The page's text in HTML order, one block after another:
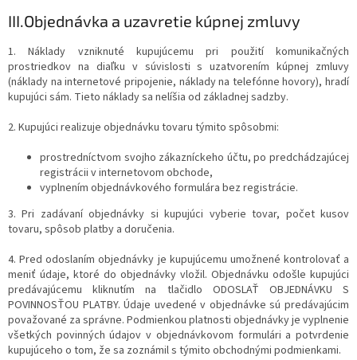
III.Objednávka a uzavretie kúpnej zmluvy
1. Náklady vzniknuté kupujúcemu pri použití komunikačných
prostriedkov na diaľku v súvislosti s uzatvorením kúpnej zmluvy
(náklady na internetové pripojenie, náklady na telefónne hovory), hradí
kupujúci sám. Tieto náklady sa nelíšia od základnej sadzby.
2. Kupujúci realizuje objednávku tovaru týmito spôsobmi:
prostredníctvom svojho zákazníckeho účtu, po predchádzajúcej
registrácii v internetovom obchode,
vyplnením objednávkového formulára bez registrácie.
3. Pri zadávaní objednávky si kupujúci vyberie tovar, počet kusov
tovaru, spôsob platby a doručenia.
4. Pred odoslaním objednávky je kupujúcemu umožnené kontrolovať a
meniť údaje, ktoré do objednávky vložil. Objednávku odošle kupujúci
predávajúcemu kliknutím na tlačidlo ODOSLAŤ OBJEDNÁVKU S
POVINNOSŤOU PLATBY. Údaje uvedené v objednávke sú predávajúcim
považované za správne. Podmienkou platnosti objednávky je vyplnenie
všetkých povinných údajov v objednávkovom formulári a potvrdenie
kupujúceho o tom, že sa zoznámil s týmito obchodnými podmienkami.